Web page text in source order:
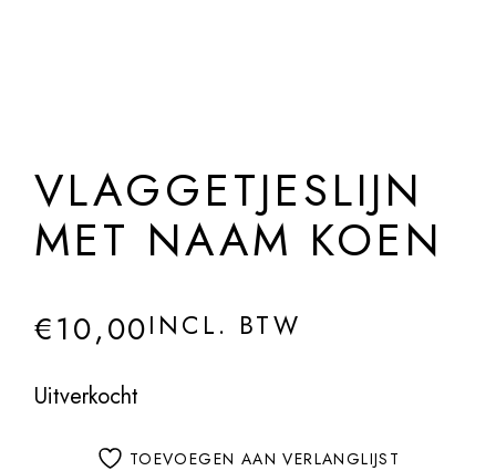
VLAGGETJESLIJN
MET NAAM KOEN
€10,00INCL. BTW
Uitverkocht
TOEVOEGEN AAN VERLANGLIJST